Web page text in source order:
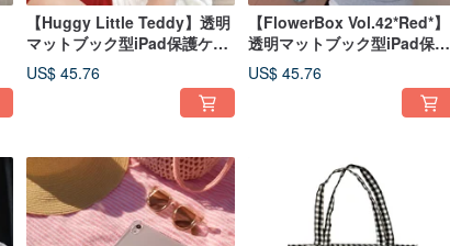
【Huggy Little Teddy】透明
マットブック型iPad保護ケー
ス
US$ 45.76
【FlowerBox Vol.42*Red*】
透明マットブック型iPad保護
ケース
US$ 45.76